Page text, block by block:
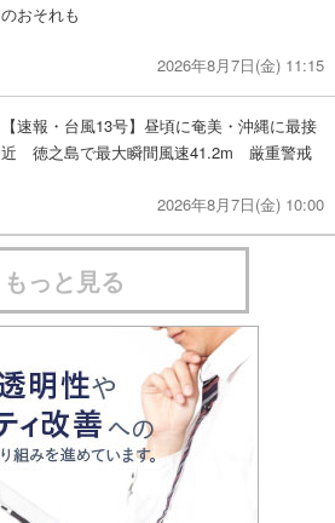
のおそれも
2026年8月7日(金) 11:15
【速報・台風13号】昼頃に奄美・沖縄に最接
近 徳之島で最大瞬間風速41.2m 厳重警戒
2026年8月7日(金) 10:00
もっと見る